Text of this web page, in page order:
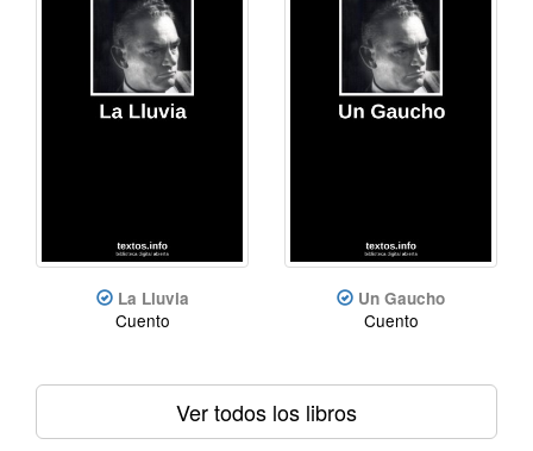
La Lluvia
Cuento
Un Gaucho
Cuento
Ver todos los libros